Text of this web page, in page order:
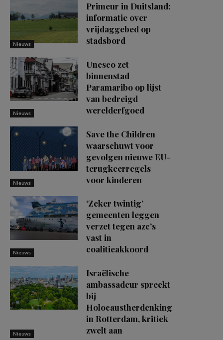
Nieuws
Primeur in Duitsland:
informatie over
vrijdaggebed op
stadsbord
Nieuws
Unesco zet
binnenstad
Paramaribo op lijst
van bedreigd
werelderfgoed
Nieuws
Save the Children
waarschuwt voor
gevolgen nieuwe EU-
terugkeerregels
voor kinderen
Nieuws
‘Zeker twintig’
gemeenten leggen
verzet tegen azc’s
vast in
coalitieakkoord
Nieuws
Israëlische
ambassadeur spreekt
bij
Holocaustherdenking
in Rotterdam, kritiek
zwelt aan